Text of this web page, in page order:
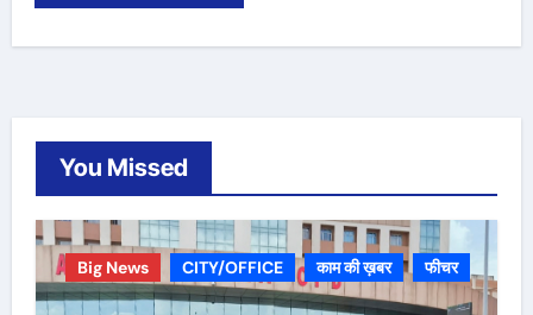
You Missed
Big News CITY/OFFICE काम की ख़बर फीचर